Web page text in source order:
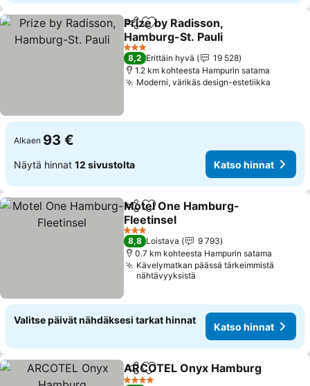
Jaa Lisää suosikkeihin
Prize by Radisson,
Hamburg-St. Pauli
Katso hinnat
3 Tähtiluokitus
8,2 Erittäin hyvä
19 528
1.2 km kohteesta Hampurin satama
Moderni, värikäs design-estetiikka
Alkaen 93 €
Näytä hinnat 12 sivustolta Katso hinnat
Jaa Lisää suosikkeihin
Motel One Hamburg-
Fleetinsel
Katso hinnat
3 Tähtiluokitus
8,8 Loistava
9 793
0.7 km kohteesta Hampurin satama
Kävelymatkan päässä tärkeimmistä
nähtävyyksistä
Valitse päivät nähdäksesi tarkat hinnat
Katso hinnat
Jaa Lisää suosikkeihin
ARCOTEL Onyx Hamburg